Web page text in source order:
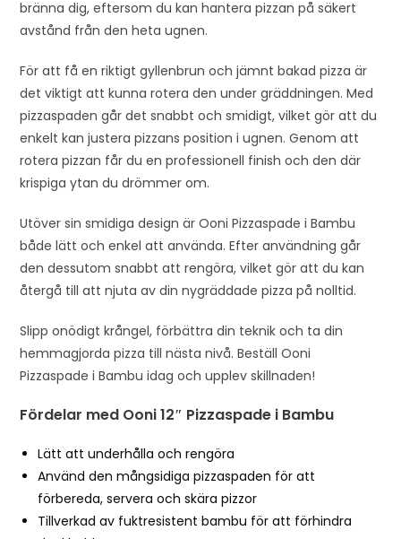
bränna dig, eftersom du kan hantera pizzan på säkert
avstånd från den heta ugnen.
För att få en riktigt gyllenbrun och jämnt bakad pizza är
det viktigt att kunna rotera den under gräddningen. Med
pizzaspaden går det snabbt och smidigt, vilket gör att du
enkelt kan justera pizzans position i ugnen. Genom att
rotera pizzan får du en professionell finish och den där
krispiga ytan du drömmer om.
Utöver sin smidiga design är Ooni Pizzaspade i Bambu
både lätt och enkel att använda. Efter användning går
den dessutom snabbt att rengöra, vilket gör att du kan
återgå till att njuta av din nygräddade pizza på nolltid.
Slipp onödigt krångel, förbättra din teknik och ta din
hemmagjorda pizza till nästa nivå. Beställ Ooni
Pizzaspade i Bambu idag och upplev skillnaden!
Fördelar med Ooni 12″ Pizzaspade i Bambu
Lätt att underhålla och rengöra
Använd den mångsidiga pizzaspaden för att
förbereda, servera och skära pizzor
Tillverkad av fuktresistent bambu för att förhindra